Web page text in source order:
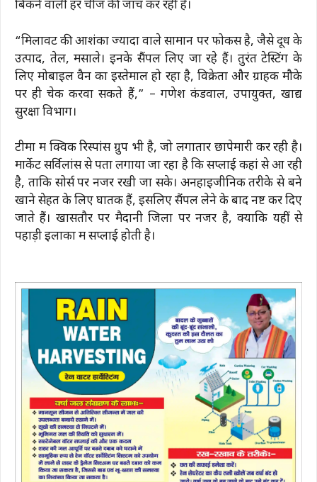
बिकने वाली हर चीज की जांच कर रही है।
“मिलावट की आशंका ज्यादा वाले सामान पर फोकस है, जैसे दूध के
उत्पाद, तेल, मसाले। इनके सैंपल लिए जा रहे हैं। तुरंत टेस्टिंग के
लिए मोबाइल वैन का इस्तेमाल हो रहा है, विक्रेता और ग्राहक मौके
पर ही चेक करवा सकते हैं,” – गणेश कंडवाल, उपायुक्त, खाद्य
सुरक्षा विभाग।
टीमों में क्विक रिस्पांस ग्रुप भी है, जो लगातार छापेमारी कर रही है।
मार्केट सर्विलांस से पता लगाया जा रहा है कि सप्लाई कहां से आ रही
है, ताकि सोर्स पर नजर रखी जा सके। अनहाइजीनिक तरीके से बने
खाने सेहत के लिए घातक हैं, इसलिए सैंपल लेने के बाद नष्ट कर दिए
जाते हैं। खासतौर पर मैदानी जिलों पर नजर है, क्योंकि यहीं से
पहाड़ी इलाकों में सप्लाई होती है।